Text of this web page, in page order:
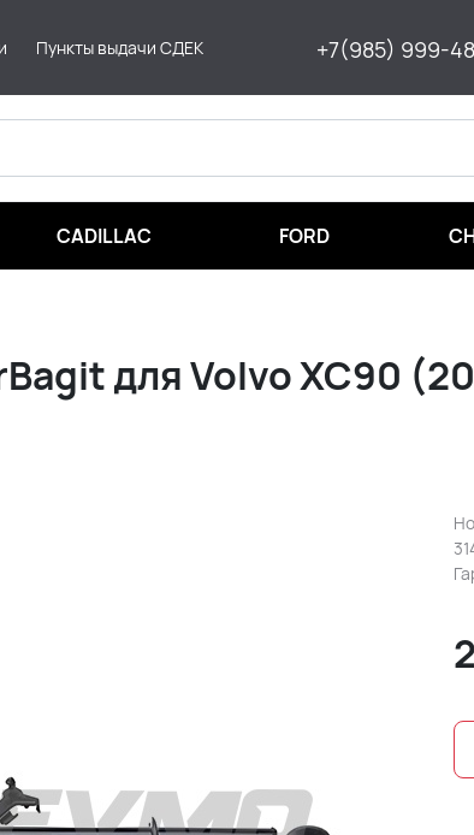
Пункты выдачи СДЕК +7(985) 999-
CADILLAC FORD
для Volvo XC90